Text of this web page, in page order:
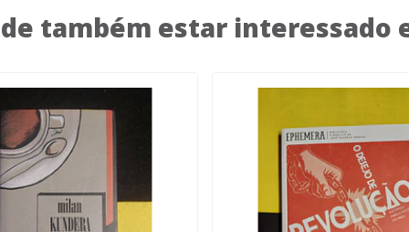
também estar interessado